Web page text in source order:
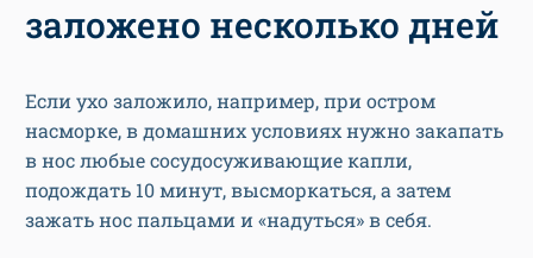
заложено несколько дней
Если ухо заложило, например, при остром
насморке, в домашних условиях нужно закапать
в нос любые сосудосуживающие капли,
подождать 10 минут, высморкаться, а затем
зажать нос пальцами и «надуться» в себя.